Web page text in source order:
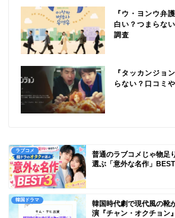
『ウ・ヨンウ弁
白い？つまらな
調査
『タッカンジョ
らない？口コミ
ラブコメ
普通のラブコメじゃ物足
選ぶ「意外な名作」
韓国ドラマ
韓国時代劇で現代風の靴
演『チャン・オクチョン